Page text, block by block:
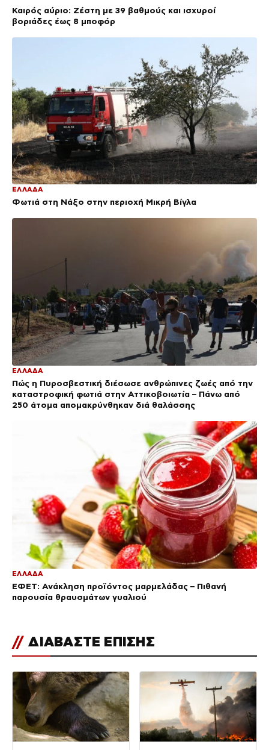
Καιρός αύριο: Ζέστη με 39 βαθμούς και ισχυροί
βοριάδες έως 8 μποφόρ
ΕΛΛΑΔΑ
Φωτιά στη Νάξο στην περιοχή Μικρή Βίγλα
ΕΛΛΑΔΑ
Πώς η Πυροσβεστική διέσωσε ανθρώπινες ζωές από την
καταστροφική φωτιά στην Αττικοβοιωτία – Πάνω από
250 άτομα απομακρύνθηκαν διά θαλάσσης
ΕΛΛΑΔΑ
ΕΦΕΤ: Ανάκληση προϊόντος μαρμελάδας – Πιθανή
παρουσία θραυσμάτων γυαλιού
// ΔΙΑΒΑΣΤΕ ΕΠΙΣΗΣ